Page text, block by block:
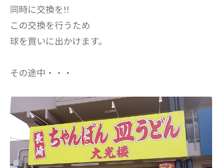
同時に交換を!!
この交換を行うため
球を買いに出かけます。
その途中・・・